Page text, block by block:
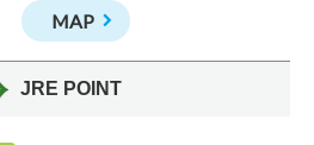
MAP
JRE POINT